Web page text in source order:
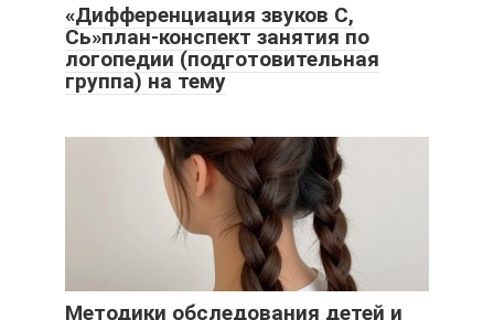
«Дифференциация звуков С,
Сь»план-конспект занятия по
логопедии (подготовительная
группа) на тему
Методики обследования детей и